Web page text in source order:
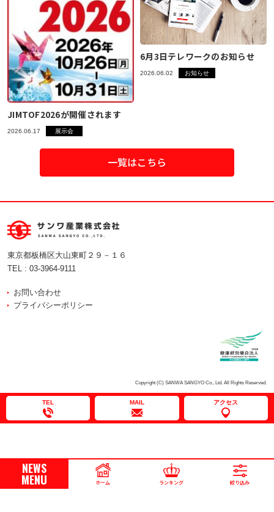
JIMTOF2026が開催されます
2026.06.17 展示会
6月3日テレワークのお知らせ
2026.06.02 お知らせ
一覧はこちら
東京都板橋区大山東町２９－１６
TEL : 03-3964-9111
お問い合わせ
プライバシーポリシー
Copyright (C) SANWA SANGYO Co., Ltd. All Rights Reserved.
TEL MAIL アクセス
NEWS
MENU ホーム ランキング 絞り込み